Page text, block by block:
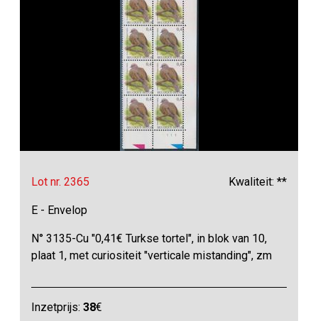
Lot nr. 2365 Kwaliteit: **
E - Envelop
N° 3135-Cu "0,41€ Turkse tortel", in blok van 10,
plaat 1, met curiositeit "verticale mistanding", zm
Inzetprijs:38€